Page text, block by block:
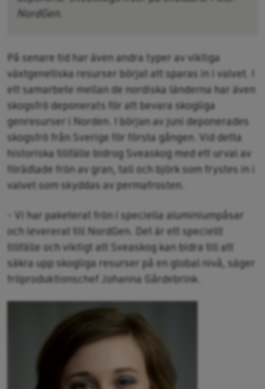
NordGen.
På senare tid har även andra typer av viktiga
växtgenetiska resurser börjat att sparas in i valvet. I
ett samarbete mellan de nordiska länderna har även
skogsfrö deponerats för att bevara skogliga
genresurser i Norden. I början av juni deponerades
skogsfrö från Sverige för första gången. Vid detta
historiska tillfälle bidrog Sveaskog med ett urval av
förädlade frön av gran, tall och björk som frystes in i
valvet som skyddas av permafrosten.
- Vi har paketerat frön i speciella aluminiumpåsar
och levererat till NordGen. Det är ett speciellt
tillfälle och viktigt att Sveaskog kan bidra till att
säkra upp skogliga resurser på en global nivå, säger
fröproduktionschef Johanna Gårdebrink.